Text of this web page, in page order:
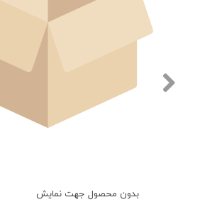
بدون محصول جهت نمایش